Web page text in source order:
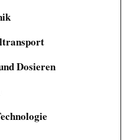
Dosieren